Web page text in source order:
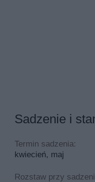
Sadzenie i
Termin sadzenia:
kwiecień, maj
Rozstaw przy